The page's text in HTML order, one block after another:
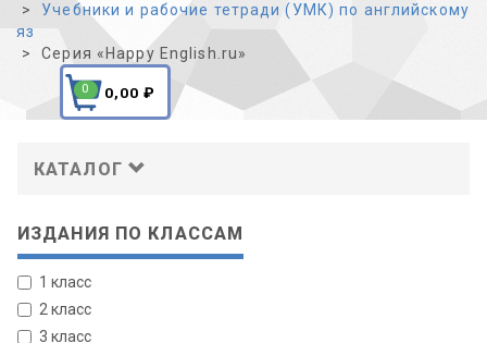
Учебники и рабочие тетради (УМК) по английскому
яз
Серия «Happy English.ru»
0 0,00 ₽
КАТАЛОГ
ИЗДАНИЯ ПО КЛАССАМ
1 класс
2 класс
3 класс